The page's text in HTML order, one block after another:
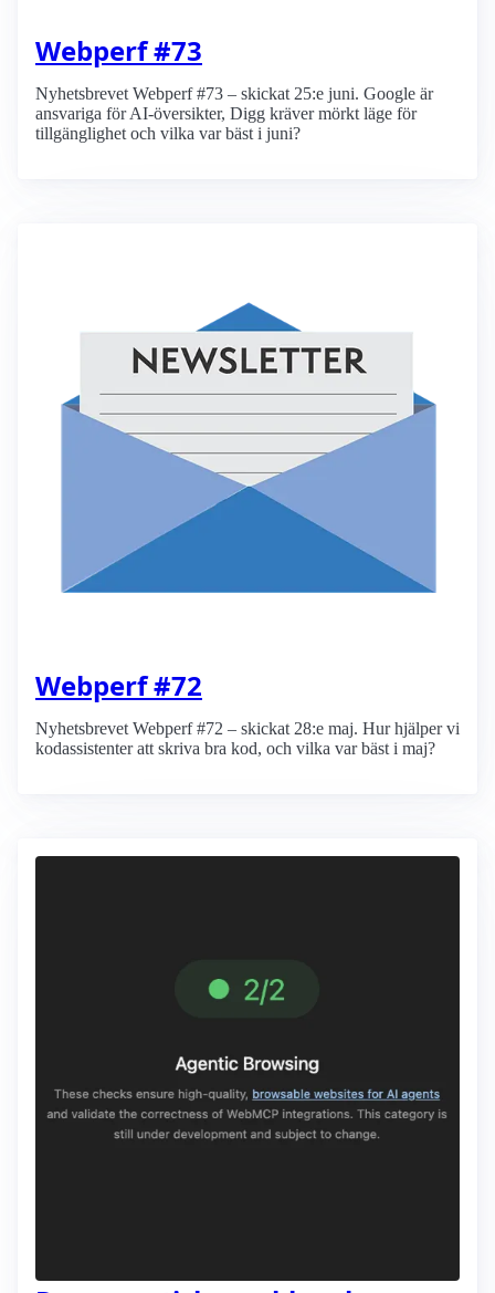
Webperf #73
Nyhetsbrevet Webperf #73 – skickat 25:e juni. Google är
ansvariga för AI-översikter, Digg kräver mörkt läge för
tillgänglighet och vilka var bäst i juni?
Webperf #72
Nyhetsbrevet Webperf #72 – skickat 28:e maj. Hur hjälper vi
kodassistenter att skriva bra kod, och vilka var bäst i maj?